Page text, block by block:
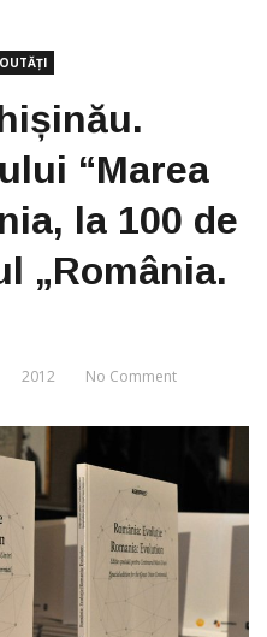
“Marea
la 100 de
„România.
2012 No Comment